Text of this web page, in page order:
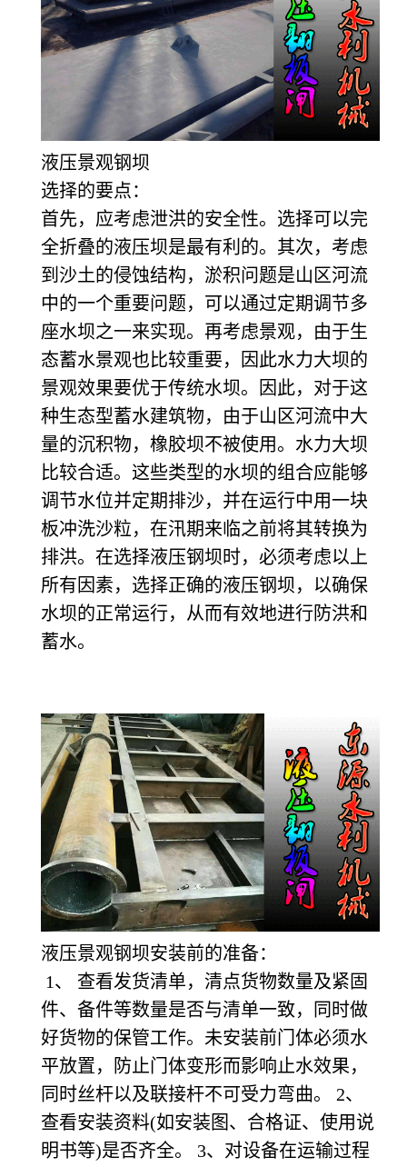
液压景观钢坝
选择的要点：
首先，应考虑泄洪的安全性。选择可以完
全折叠的液压坝是最有利的。其次，考虑
到沙土的侵蚀结构，淤积问题是山区河流
中的一个重要问题，可以通过定期调节多
座水坝之一来实现。再考虑景观，由于生
态蓄水景观也比较重要，因此水力大坝的
景观效果要优于传统水坝。因此，对于这
种生态型蓄水建筑物，由于山区河流中大
量的沉积物，橡胶坝不被使用。水力大坝
比较合适。这些类型的水坝的组合应能够
调节水位并定期排沙，并在运行中用一块
板冲洗沙粒，在汛期来临之前将其转换为
排洪。在选择液压钢坝时，必须考虑以上
所有因素，选择正确的液压钢坝，以确保
水坝的正常运行，从而有效地进行防洪和
蓄水。
液压景观钢坝安装前的准备：
1、 查看发货清单，清点货物数量及紧固
件、备件等数量是否与清单一致，同时做
好货物的保管工作。未安装前门体必须水
平放置，防止门体变形而影响止水效果，
同时丝杆以及联接杆不可受力弯曲。 2、
查看安装资料(如安装图、合格证、使用说
明书等)是否齐全。 3、对设备在运输过程